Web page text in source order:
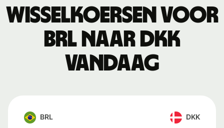
Wisselkoersen voor
BRL naar DKK
vandaag
BRL DKK